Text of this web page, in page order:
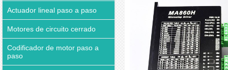
Actuador lineal paso a paso
Motores de circuito cerrado
Codificador de motor paso a
paso